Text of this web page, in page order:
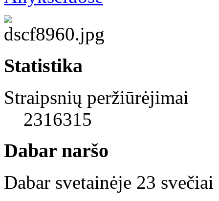
Statistika
Straipsnių peržiūrėjimai
2316315
Dabar naršo
Dabar svetainėje 23